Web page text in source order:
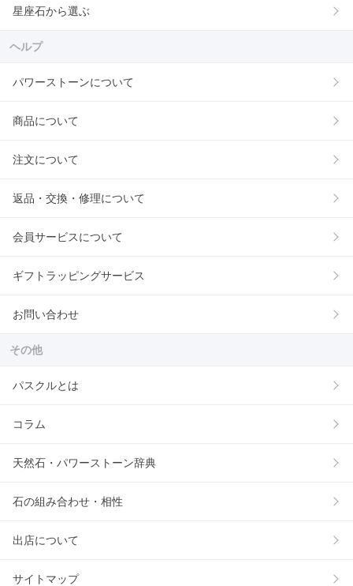
星座石から選ぶ
ヘルプ
パワーストーンについて
商品について
注文について
返品・交換・修理について
会員サービスについて
ギフトラッピングサービス
お問い合わせ
その他
パスクルとは
コラム
天然石・パワーストーン辞典
石の組み合わせ・相性
出店について
サイトマップ